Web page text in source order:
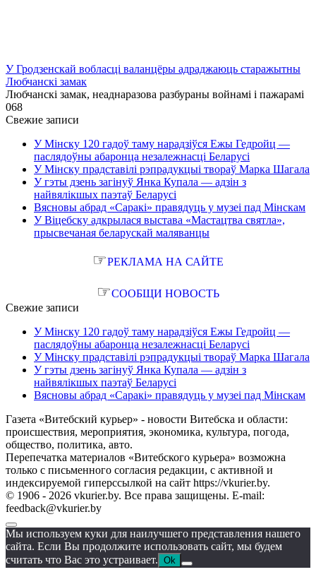
У Гродзенскай вобласці валанцёры адраджаюць старажытны
Любчанскі замак
Любчанскі замак, неаднаразова разбураны войнамі і пажарамі
068
Свежие записи
У Мінску 120 гадоў таму нарадзіўся Ежы Гедройц —
паслядоўны абаронца незалежнасці Беларусі
У Мінску прадставілі рэпрадукцыі твораў Марка Шагала
У гэты дзень загінуў Янка Купала — адзін з
найвялікшых паэтаў Беларусі
Вясновы абрад «Саракі» правядуць у музеі пад Мінскам
У Віцебску адкрылася выстава «Мастацтва святла»,
прысвечаная беларускай маляванцы
☞РЕКЛАМА НА САЙТЕ
☞СООБЩИ НОВОСТЬ
Свежие записи
У Мінску 120 гадоў таму нарадзіўся Ежы Гедройц —
паслядоўны абаронца незалежнасці Беларусі
У Мінску прадставілі рэпрадукцыі твораў Марка Шагала
У гэты дзень загінуў Янка Купала — адзін з
найвялікшых паэтаў Беларусі
Вясновы абрад «Саракі» правядуць у музеі пад Мінскам
Газета «Витебский курьер» - новости Витебска и области:
происшествия, мероприятия, экономика, культура, погода,
общество, политика, авто.
Перепечатка материалов «Витебского курьера» возможна
только с письменного согласия редакции, с активной и
индексируемой гиперссылкой на сайт https://vkurier.by.
© 1906 - 2026 vkurier.by. Все права защищены. E-mail:
feedback@vkurier.by
Мы используем куки для наилучшего представления нашего
сайта. Если Вы продолжите использовать сайт, мы будем
считать что Вас это устраивает. Ok